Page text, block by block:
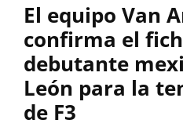
El equipo Van
confirma el
debutante
León para la
de F3